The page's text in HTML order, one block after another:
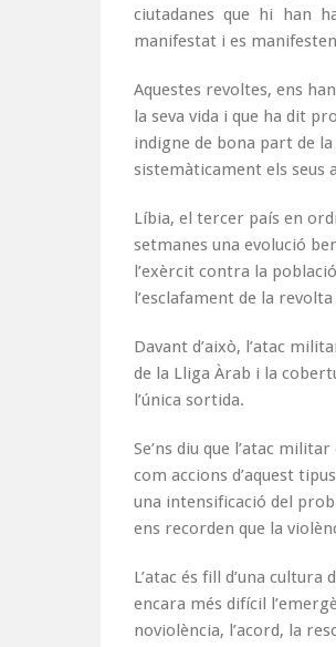
ciutadanes que hi han
manifestat i es
Aquestes revoltes, ens
la seva vida i que ha dit
indigne de bona part de
sistemàticament els seus
Líbia, el tercer país en
setmanes una evolució
l’exèrcit contra la
l’esclafament de la
Davant d’això, l’atac
de la Lliga Àrab i la
l’única sortida.
Se’ns diu que l’atac
com accions d’aquest
una intensificació del
ens recorden que la
L’atac és fill d’una
encara més difícil
noviolència, l’acord, la